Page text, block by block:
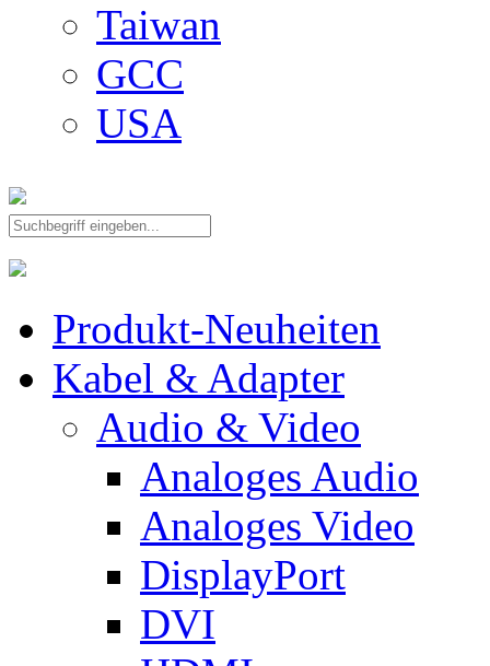
Taiwan
GCC
USA
Produkt-Neuheiten
Kabel & Adapter
Audio & Video
Analoges Audio
Analoges Video
DisplayPort
DVI